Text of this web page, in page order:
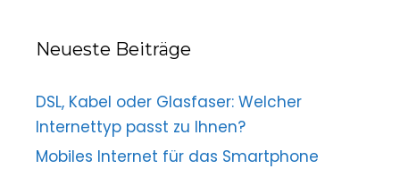
Neueste Beiträge
DSL, Kabel oder Glasfaser: Welcher
Internettyp passt zu Ihnen?
Mobiles Internet für das Smartphone